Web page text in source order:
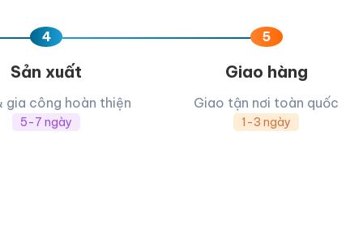
4
Sản xuất
gia công hoàn thiện
5-7 ngày
5
Giao hàng
Giao tận nơi toàn quốc
1-3 ngày